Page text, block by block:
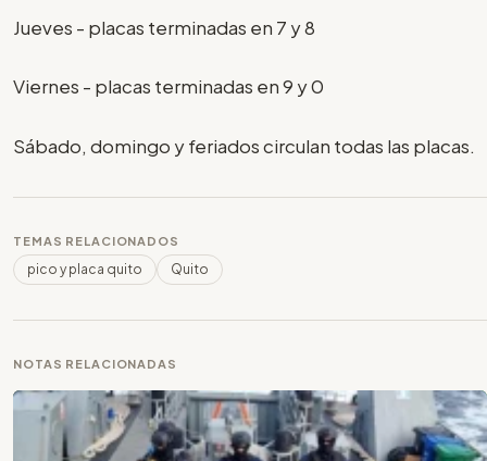
Jueves - placas terminadas en 7 y 8
Viernes - placas terminadas en 9 y 0
Sábado, domingo y feriados circulan todas las placas.
TEMAS RELACIONADOS
pico y placa quito Quito
NOTAS RELACIONADAS